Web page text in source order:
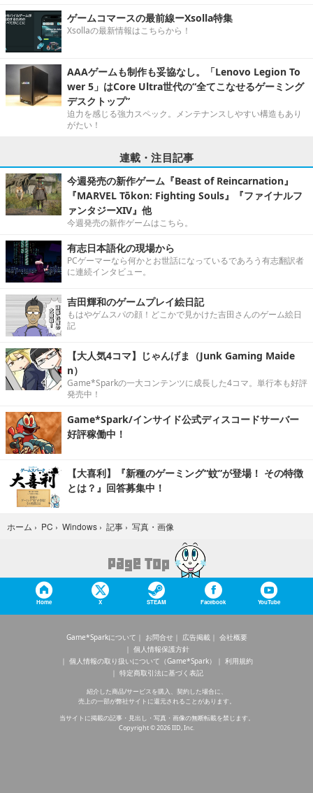
ゲームコマースの最前線ーXsolla特集
Xsollaの最新情報はこちらから！
AAAゲームも制作も妥協なし。「Lenovo Legion To
wer 5」はCore Ultra世代の“全てこなせるゲーミング
デスクトップ”
迫力を感じる強力スペック。メンテナンスしやすい構造もあり
がたい！
連載・注目記事
今週発売の新作ゲーム『Beast of Reincarnation』
『MARVEL Tōkon: Fighting Souls』『ファイナルフ
ァンタジーXIV』他
今週発売の新作ゲームはこちら。
有志日本語化の現場から
PCゲーマーなら何かとお世話になっているであろう有志翻訳者
に連続インタビュー。
吉田輝和のゲームプレイ絵日記
もはやゲムスパの顔！どこかで見かけた吉田さんのゲーム絵日
記
【大人気4コマ】じゃんげま（Junk Gaming Maide
n）
Game*Sparkの一大コンテンツに成長した4コマ。単行本も好評
発売中！
Game*Spark/インサイド公式ディスコードサーバー
好評稼働中！
【大喜利】『新種のゲーミング“蚊”が登場！ その特徴
とは？』回答募集中！
ホーム › PC › Windows › 記事 › 写真・画像
Home X STEAM Facebook YouTube
Game*Sparkについて お問合せ 広告掲載
会社概要
個人情報保護方針
個人情報の取り扱いについて（Game*Spark）
利用規約
特定商取引法に基づく表記
紹介した商品/サービスを購入、契約した場合に、
売上の一部が弊社サイトに還元されることがあります。
当サイトに掲載の記事・見出し・写真・画像の無断転載を禁じます。
Copyright © 2026 IID, Inc.